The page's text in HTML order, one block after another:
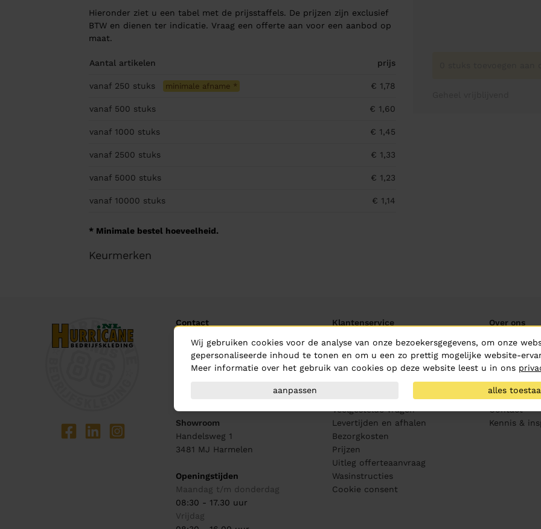
Hieronder ziet u een tabel met de prijsstaffels. De prijzen zijn exclusief
BTW en dienen ter indicatie. Vraag een offerte aan voor een aanbod op
maat.
Aantal artikelen prijs
vanaf 250 stuks minimale afname * € 1,78
vanaf 500 stuks € 1,60
vanaf 1000 stuks € 1,45
vanaf 2500 stuks € 1,33
vanaf 5000 stuks € 1,23
vanaf 10000 stuks € 1,14
* Minimale bestel hoeveelheid.
Keurmerken
Contact
Bel ons
0348 - 444 440
Showroom
Handelsweg 1
3481 MJ Harmelen
Openingstijden
Maandag t/m donderdag
08:30 - 17.30 uur
Vrijdag
Klantenservice
Aanleveren artwork
PMS kleurenwaaier
Maatvoering
Veelgestelde vragen
Levertijden en afhalen
Bezorgkosten
Prijzen
Uitleg offerteaanvraag
Wasinstructies
Cookie consent
Over ons
Over
Vacatures
MVO
Contact
Kennis &
Wij gebruiken cookies voor de analyse van onze bezoekersgegevens, om onze
gepersonaliseerde inhoud te tonen en om u een zo prettig mogelijke website-
Meer informatie over het gebruik van cookies op deze website leest u in ons
aanpassen alles